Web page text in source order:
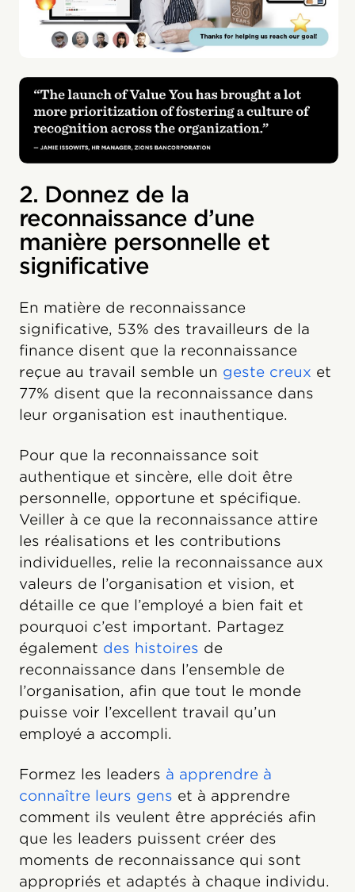
2. Donnez de la
reconnaissance d’une
manière personnelle et
significative
En matière de reconnaissance
significative, 53% des travailleurs de la
finance disent que la reconnaissance
reçue au travail semble un geste creux et
77% disent que la reconnaissance dans
leur organisation est inauthentique.
Pour que la reconnaissance soit
authentique et sincère, elle doit être
personnelle, opportune et spécifique.
Veiller à ce que la reconnaissance attire
les réalisations et les contributions
individuelles, relie la reconnaissance aux
valeurs de l’organisation et vision, et
détaille ce que l’employé a bien fait et
pourquoi c’est important. Partagez
également des histoires de
reconnaissance dans l’ensemble de
l’organisation, afin que tout le monde
puisse voir l’excellent travail qu’un
employé a accompli.
Formez les leaders à apprendre à
connaître leurs gens et à apprendre
comment ils veulent être appréciés afin
que les leaders puissent créer des
moments de reconnaissance qui sont
appropriés et adaptés à chaque individu.